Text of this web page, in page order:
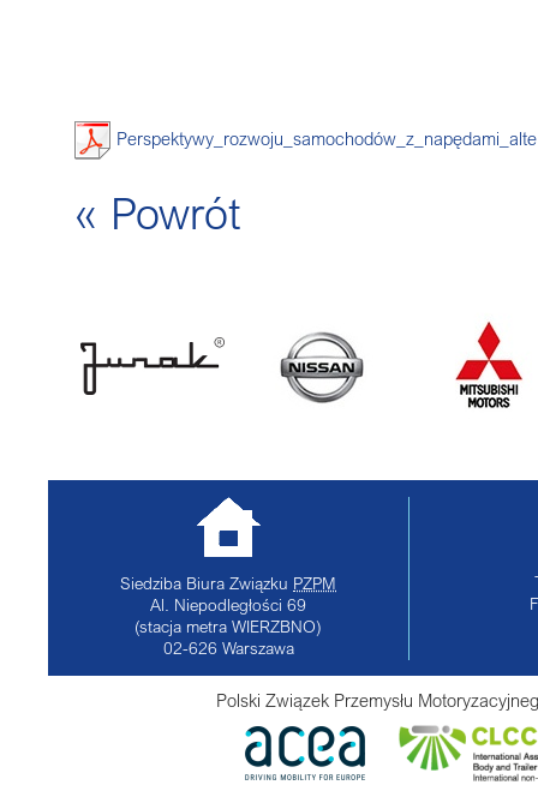
« Powrót
Siedziba Biura Związku PZPM
Al. Niepodległości 69
(stacja metra WIERZBNO)
02-626 Warszawa
Polski Związek Przemysłu